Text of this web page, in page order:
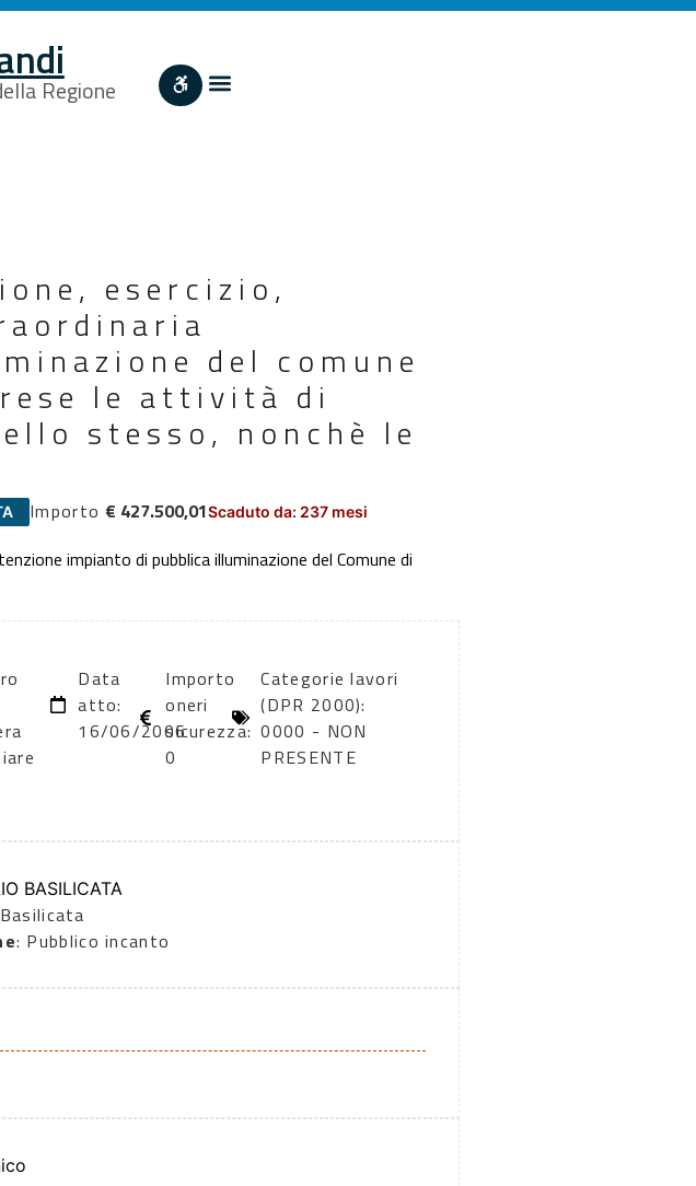
Regione
esercizio,
del comune
le attività di
stesso, nonchè le
Importo € 427.500,01Scaduto da: 237 mesi
impianto di pubblica illuminazione del Comune di
Data
atto:
16/06/2006
Importo
oneri
sicurezza:
0
Categorie lavori
(DPR 2000):
0000 - NON
PRESENTE
BASILICATA
: Pubblico incanto